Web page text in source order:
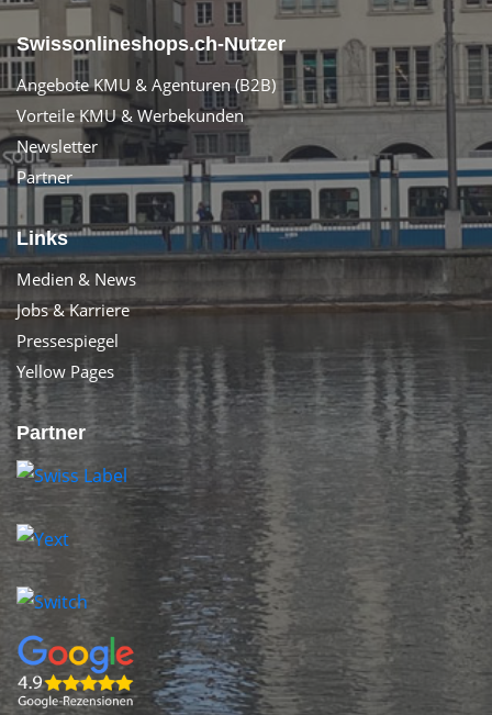
Swissonlineshops.ch-Nutzer
Angebote KMU & Agenturen (B2B)
Vorteile KMU & Werbekunden
Newsletter
Partner
Links
Medien & News
Jobs & Karriere
Pressespiegel
Yellow Pages
Partner